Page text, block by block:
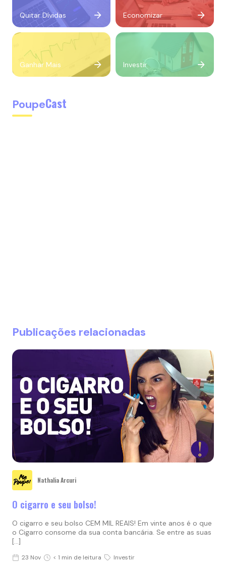
Quitar Dívidas Economizar
Ganhar Mais Investir
PoupeCast
Publicações relacionadas
Nathalia Arcuri
O cigarro e seu bolso!
O cigarro e seu bolso CEM MIL REAIS! Em vinte anos é o que
o Cigarro consome da sua conta bancária. Se entre as suas
[…]
23 Nov < 1 min de leitura Investir